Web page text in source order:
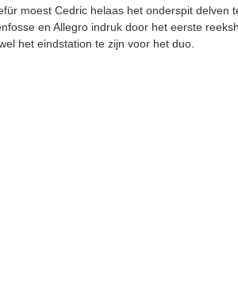
moest Cedric helaas het onderspit delven
en Allegro indruk door het eerste
het eindstation te zijn voor het duo.